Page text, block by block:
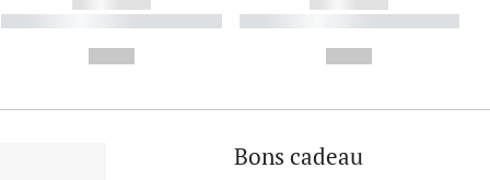
----------- ----------- ----------
----------- ----------- ----------
Bons cadeau